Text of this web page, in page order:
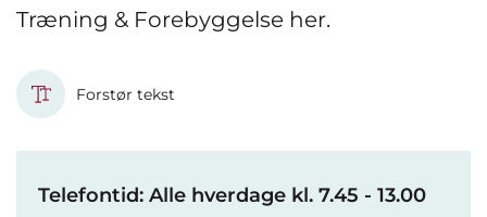
Træning & Forebyggelse her.
Forstør tekst
Telefontid: Alle hverdage kl. 7.45 - 13.00